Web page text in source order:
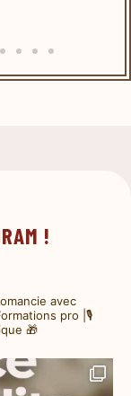
!
avec
pro |🎙️
🎁